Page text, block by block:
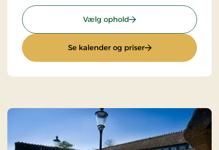
Vælg ophold: Kroferie
Se kalender og priser: Kroferie